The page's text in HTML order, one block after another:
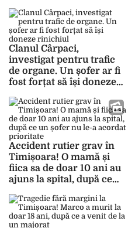
Clanul Cârpaci,
investigat pentru trafic
de organe. Un șofer ar fi
fost forțat să își doneze
Accident rutier grav în
Timișoara! O mamă și
fiica sa de doar 10 ani au
ajuns la spital, după ce
prioritate